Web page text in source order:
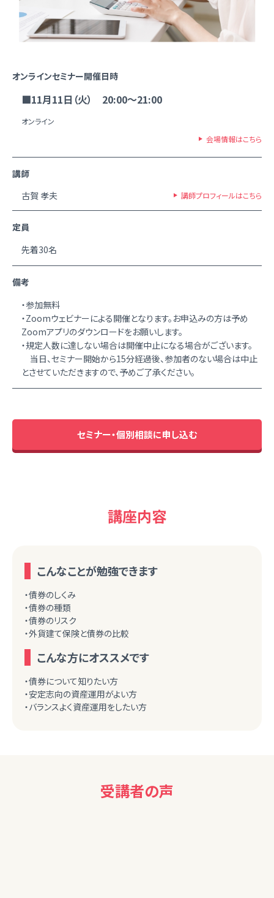
オンラインセミナー開催日時
■11月11日（火） 20:00～21:00
オンライン
会場情報はこちら
講師
古賀 孝夫
講師プロフィールはこちら
定員
先着30名
備考
・参加無料
・Zoomウェビナーによる開催となります。お申込みの方は予め
Zoomアプリのダウンロードをお願いします。
・規定人数に達しない場合は開催中止になる場合がございます。
当日、セミナー開始から15分経過後、参加者のない場合は中止
とさせていただきますので、予めご了承ください。
セミナー・個別相談に申し込む
講座内容
こんなことが勉強できます
・債券のしくみ
・債券の種類
・債券のリスク
・外貨建て保険と債券の比較
こんな方にオススメです
・債券について知りたい方
・安定志向の資産運用がよい方
・バランスよく資産運用をしたい方
受講者の声